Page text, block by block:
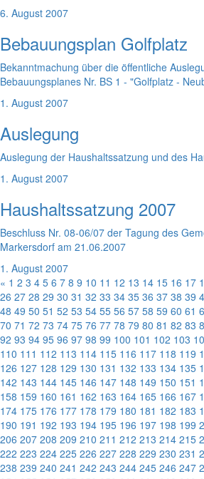
6. August 2007
Bebauungsplan Golfplatz
Bekanntmachung über die öffentliche
Bebauungsplanes Nr. BS 1 - "Golfplatz -
1. August 2007
Auslegung
Auslegung der Haushaltssatzung und des
1. August 2007
Haushaltssatzung 2007
Beschluss Nr. 08-06/07 der Tagung des
Markersdorf am 21.06.2007
1. August 2007
« 1 2 3 4 5 6 7 8 9 10 11 12 13 14 15 16 17
26 27 28 29 30 31 32 33 34 35 36 37 38 39
48 49 50 51 52 53 54 55 56 57 58 59 60 61
70 71 72 73 74 75 76 77 78 79 80 81 82 83
92 93 94 95 96 97 98 99 100 101 102 103
110 111 112 113 114 115 116 117 118 119
126 127 128 129 130 131 132 133 134 135
142 143 144 145 146 147 148 149 150 151
158 159 160 161 162 163 164 165 166 167
174 175 176 177 178 179 180 181 182 183
190 191 192 193 194 195 196 197 198 199
206 207 208 209 210 211 212 213 214 215
222 223 224 225 226 227 228 229 230 231
238 239 240 241 242 243 244 245 246 247